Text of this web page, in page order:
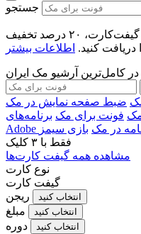
جستجو
تا تاریخ ۳۰ مرداد ۱۴۰۵ با خرید هر گیفت‌کارت، ۲۰ درصد تخفیف
دریافت کنید. اطلاعات بیشتر
ضبط صفحه نمایش در مک
مک فونت برای مک برنامه‌های
در مک بازی سیمز
فقط با ۳ کلیک
مشاهده همه گیفت کارت‌ها
نوع کارت
گیفت کارت
ریجن
انتخاب کنید
مبلغ انتخاب کنید
دوره انتخاب کنید